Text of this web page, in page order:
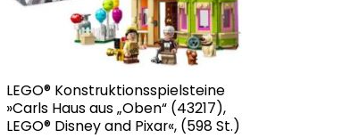
LEGO® Konstruktionsspielsteine
»Carls Haus aus „Oben“ (43217),
LEGO® Disney and Pixar«, (598 St.)